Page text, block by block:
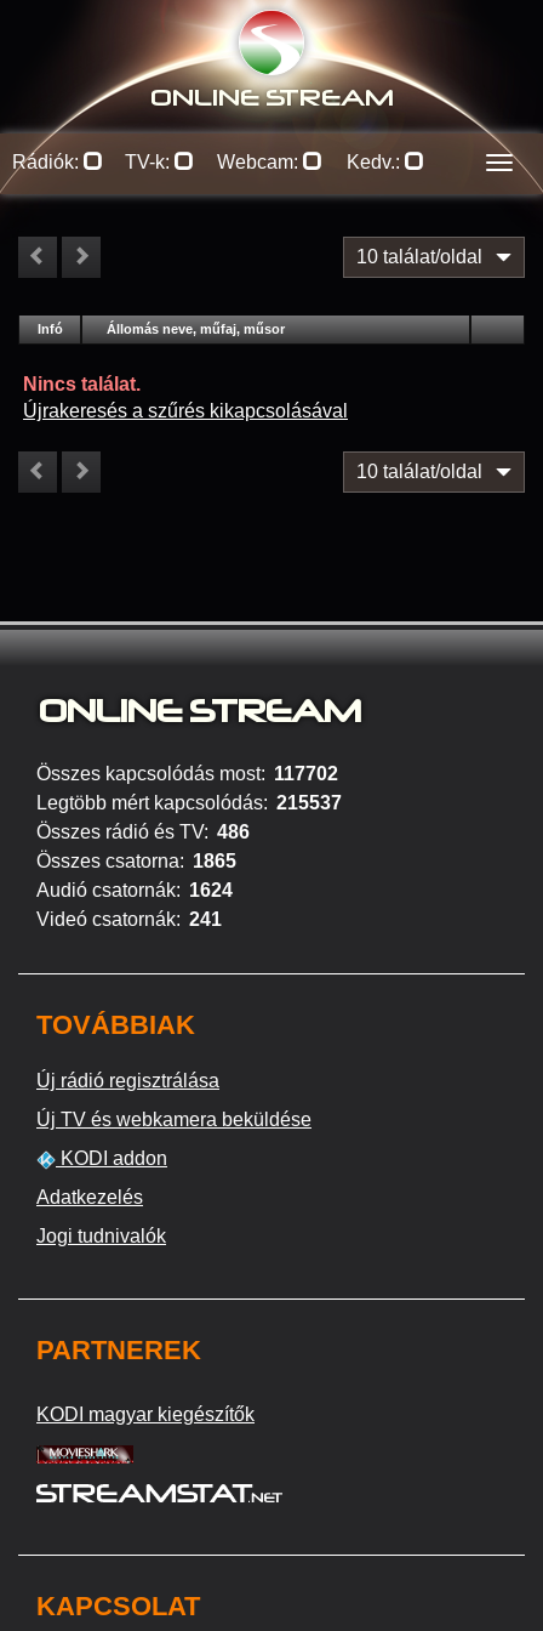
ONLINE STREAM
Rádiók: TV-k: Webcam: Kedv.:
10 találat/oldal
Infó Lejátszás
Állomás neve, műfaj, műsor
Nincs találat.
Újrakeresés a szűrés kikapcsolásával
10 találat/oldal
ONLINE STREAM
Összes kapcsolódás most: 117702
Legtöbb mért kapcsolódás: 215537
Összes rádió és TV: 486
Összes csatorna: 1865
Audió csatornák: 1624
Videó csatornák: 241
TOVÁBBIAK
Új rádió regisztrálása
Új TV és webkamera beküldése
KODI addon
Adatkezelés
Jogi tudnivalók
PARTNEREK
KODI magyar kiegészítők
KAPCSOLAT